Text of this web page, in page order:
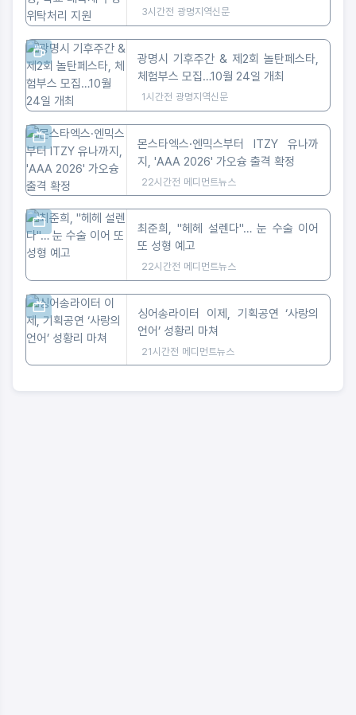
3시간전 광명지역신문
광명시 기후주간 & 제2회 놀탄페스타,
체험부스 모집…10월 24일 개최
1시간전 광명지역신문
몬스타엑스·엔믹스부터 ITZY 유나까
지, 'AAA 2026' 가오슝 출격 확정
22시간전 메디먼트뉴스
최준희, "헤헤 설렌다"… 눈 수술 이어
또 성형 예고
22시간전 메디먼트뉴스
싱어송라이터 이제, 기획공연 ‘사랑의
언어’ 성황리 마쳐
21시간전 메디먼트뉴스